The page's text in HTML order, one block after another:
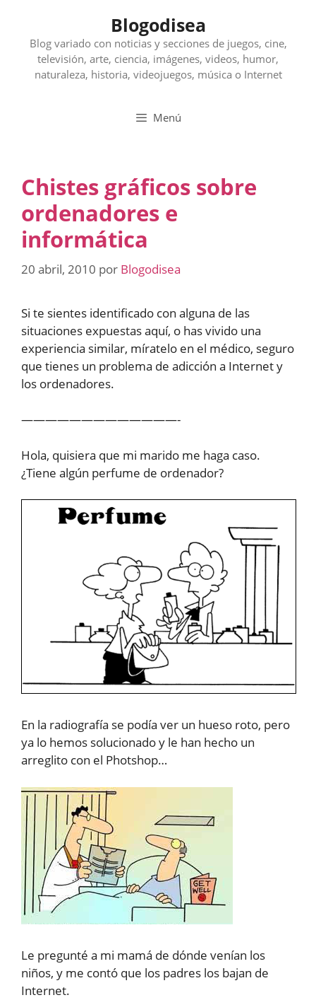
contenido
Blogodisea
Blog variado con noticias y secciones de juegos, cine,
televisión, arte, ciencia, imágenes, videos, humor,
naturaleza, historia, videojuegos, música o Internet
Menú
Chistes gráficos sobre
ordenadores e
informática
20 abril, 2010 por Blogodisea
Si te sientes identificado con alguna de las
situaciones expuestas aquí, o has vivido una
experiencia similar, míratelo en el médico, seguro
que tienes un problema de adicción a Internet y
los ordenadores.
—————————————-
Hola, quisiera que mi marido me haga caso.
¿Tiene algún perfume de ordenador?
En la radiografía se podía ver un hueso roto, pero
ya lo hemos solucionado y le han hecho un
arreglito con el Photshop…
Le pregunté a mi mamá de dónde venían los
niños, y me contó que los padres los bajan de
Internet.